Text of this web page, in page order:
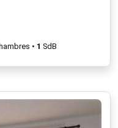
• 1 SdB